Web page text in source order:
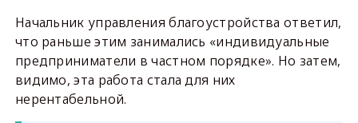
Начальник управления благоустройства ответил,
что раньше этим занимались «индивидуальные
предприниматели в частном порядке». Но затем,
видимо, эта работа стала для них
нерентабельной.